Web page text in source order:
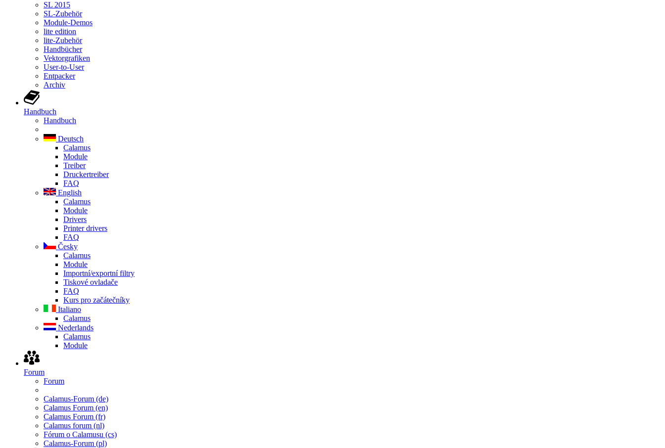
SL 2015
SL-Zubehör
Module-Demos
lite edition
lite-Zubehör
Handbücher
Vektorgrafiken
User-to-User
Entpacker
Archiv
Handbuch
Handbuch
Deutsch
Calamus
Module
Treiber
Druckertreiber
FAQ
English
Calamus
Module
Drivers
Printer drivers
FAQ
Česky
Calamus
Module
Importní/exportní filtry
Tiskové ovladače
FAQ
Kurs pro začátečníky
Italiano
Calamus
Nederlands
Calamus
Module
Forum
Forum
Calamus-Forum (de)
Calamus Forum (en)
Calamus Forum (fr)
Calamus forum (nl)
Fórum o Calamusu (cs)
Calamus-Forum (pl)